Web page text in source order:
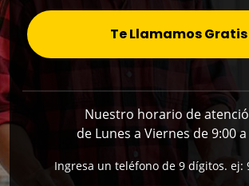
Te Llamamos Gratis
Nuestro horario de
de Lunes a Viernes de 9:00
Ingresa un teléfono de 9 dígitos. ej: